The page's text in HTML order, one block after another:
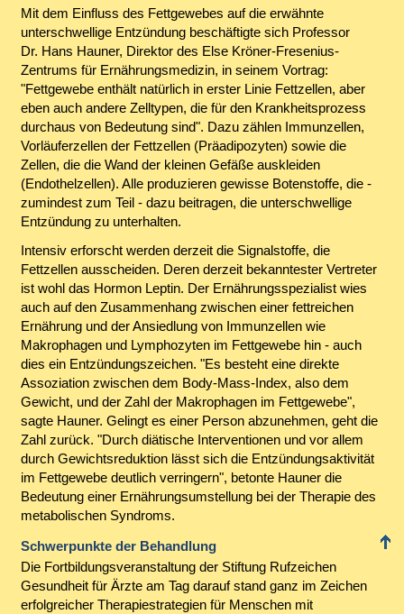
Mit dem Einfluss des Fettgewebes auf die erwähnte
unterschwellige Entzündung beschäftigte sich Professor
Dr. Hans Hauner, Direktor des Else Kröner-Fresenius-
Zentrums für Ernährungsmedizin, in seinem Vortrag:
"Fettgewebe enthält natürlich in erster Linie Fettzellen, aber
eben auch andere Zelltypen, die für den Krankheitsprozess
durchaus von Bedeutung sind". Dazu zählen Immunzellen,
Vorläuferzellen der Fettzellen (Präadipozyten) sowie die
Zellen, die die Wand der kleinen Gefäße auskleiden
(Endothelzellen). Alle produzieren gewisse Botenstoffe, die -
zumindest zum Teil - dazu beitragen, die unterschwellige
Entzündung zu unterhalten.
Intensiv erforscht werden derzeit die Signalstoffe, die
Fettzellen ausscheiden. Deren derzeit bekanntester Vertreter
ist wohl das Hormon Leptin. Der Ernährungsspezialist wies
auch auf den Zusammenhang zwischen einer fettreichen
Ernährung und der Ansiedlung von Immunzellen wie
Makrophagen und Lymphozyten im Fettgewebe hin - auch
dies ein Entzündungszeichen. "Es besteht eine direkte
Assoziation zwischen dem Body-Mass-Index, also dem
Gewicht, und der Zahl der Makrophagen im Fettgewebe",
sagte Hauner. Gelingt es einer Person abzunehmen, geht die
Zahl zurück. "Durch diätische Interventionen und vor allem
durch Gewichtsreduktion lässt sich die Entzündungsaktivität
im Fettgewebe deutlich verringern", betonte Hauner die
Bedeutung einer Ernährungsumstellung bei der Therapie des
metabolischen Syndroms.
Schwerpunkte der Behandlung
Die Fortbildungsveranstaltung der Stiftung Rufzeichen
Gesundheit für Ärzte am Tag darauf stand ganz im Zeichen
erfolgreicher Therapiestrategien für Menschen mit